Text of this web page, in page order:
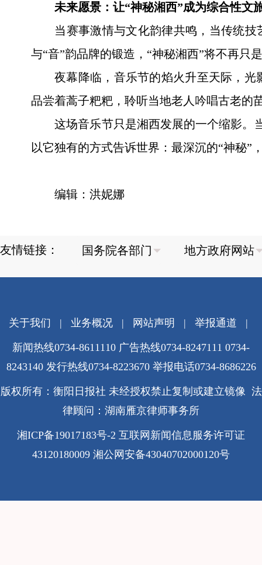
未来愿景：让“神秘湘西”成为综合性文
当赛事激情与文化韵律共鸣，当传统
与“音”韵品牌的锻造，“神秘湘西”将不再只
夜幕降临，音乐节的焰火升至天际，
品尝着蒿子粑粑，聆听当地老人吟唱古老的
这场音乐节只是湘西发展的一个缩影。
以它独有的方式告诉世界：最深沉的“神秘
编辑：洪妮娜
友情链接：
关于我们 | 业务概况| 网站声明 | 举报通道 |
新闻热线0734-8611110 广告热线0734-8247111 0734-
8243140 发行热线0734-8223670 举报电话0734-8686226
版权所有：衡阳日报社 未经授权禁止复制或建立镜像 法
律顾问：湖南雁京律师事务所
湘ICP备19017183号-2 互联网新闻信息服务许可证
43120180009 湘公网安备43040702000120号